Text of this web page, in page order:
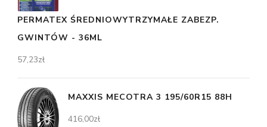
PERMATEX ŚREDNIOWYTRZYMAŁE ZABEZP.
GWINTÓW - 36ML
57,23zł
MAXXIS MECOTRA 3 195/60R15 88H
416,00zł